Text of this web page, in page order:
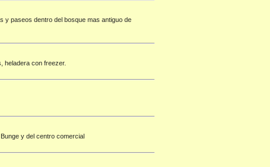
y paseos dentro del bosque mas antiguo de
heladera con freezer.
y del centro comercial